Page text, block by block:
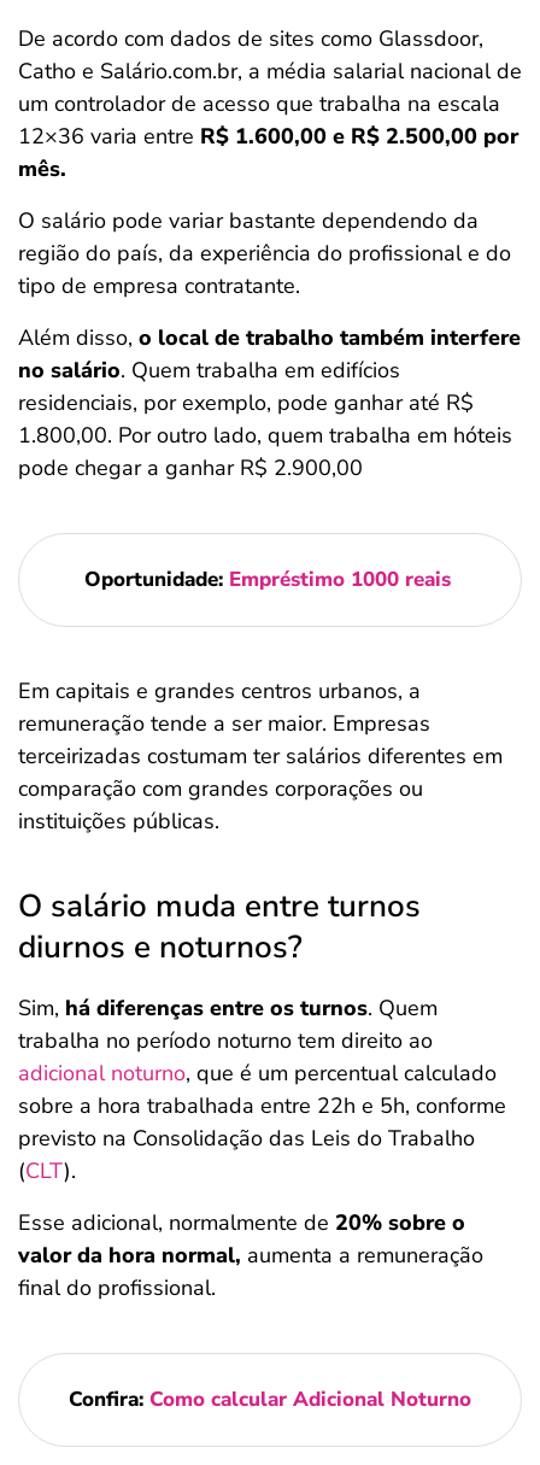
De acordo com dados de sites como Glassdoor,
Catho e Salário.com.br, a média salarial nacional de
um controlador de acesso que trabalha na escala
12×36 varia entre R$ 1.600,00 e R$ 2.500,00 por
mês.
O salário pode variar bastante dependendo da
região do país, da experiência do profissional e do
tipo de empresa contratante.
Além disso, o local de trabalho também interfere
no salário. Quem trabalha em edifícios
residenciais, por exemplo, pode ganhar até R$
1.800,00. Por outro lado, quem trabalha em hóteis
pode chegar a ganhar R$ 2.900,00
Oportunidade: Empréstimo 1000 reais
Em capitais e grandes centros urbanos, a
remuneração tende a ser maior. Empresas
terceirizadas costumam ter salários diferentes em
comparação com grandes corporações ou
instituições públicas.
O salário muda entre turnos
diurnos e noturnos?
Sim, há diferenças entre os turnos. Quem
trabalha no período noturno tem direito ao
adicional noturno, que é um percentual calculado
sobre a hora trabalhada entre 22h e 5h, conforme
previsto na Consolidação das Leis do Trabalho
(CLT).
Esse adicional, normalmente de 20% sobre o
valor da hora normal, aumenta a remuneração
final do profissional.
Confira: Como calcular Adicional Noturno